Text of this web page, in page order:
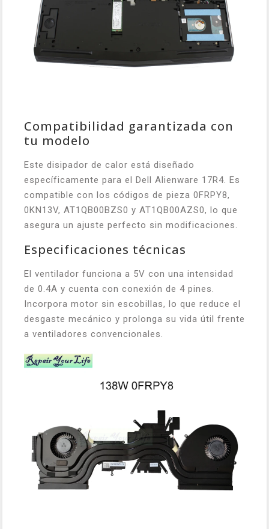
Compatibilidad garantizada con
tu modelo
Este disipador de calor está diseñado
específicamente para el Dell Alienware 17R4. Es
compatible con los códigos de pieza 0FRPY8,
0KN13V, AT1QB00BZS0 y AT1QB00AZS0, lo que
asegura un ajuste perfecto sin modificaciones.
Especificaciones técnicas
El ventilador funciona a 5V con una intensidad
de 0.4A y cuenta con conexión de 4 pines.
Incorpora motor sin escobillas, lo que reduce el
desgaste mecánico y prolonga su vida útil frente
a ventiladores convencionales.